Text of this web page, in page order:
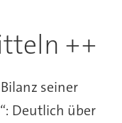
++
seiner
Deutlich über